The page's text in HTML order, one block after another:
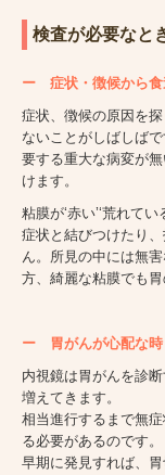
検査が必要なと
ー 症状・徴候から食
症状、徴候の原因を
ないことがしばしば
要する重大な病変が
けます。
粘膜が‘赤い’‘荒れて
症状と結びつけたり
ん。所見の中には無
方、綺麗な粘膜でも
ー 胃がんが心配な時
内視鏡は胃がんを診
増えてきます。
相当進行するまで無
る必要があるのです。
早期に発見すれば、